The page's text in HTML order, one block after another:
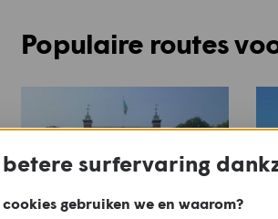
Populaire routes
betere surfervaring
cookies gebruiken we en waarom?